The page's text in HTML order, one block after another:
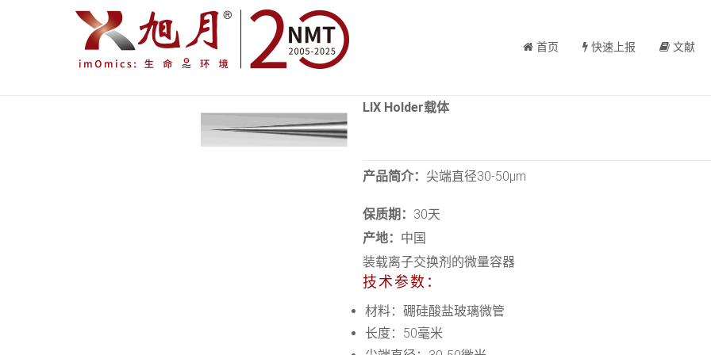
首页 快速上报 文献
LIX Holder载体
产品简介： 尖端直径30-50μm
保质期： 30天
产地： 中国
装载离子交换剂的微量容器
技术参数：
材料：硼硅酸盐玻璃微管
长度：50毫米